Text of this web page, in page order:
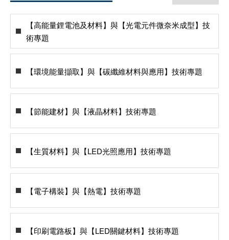
【高能量鋰電池及材料】與【光電元件微奈米成型】技
術專題
【環境能量擷取】與【碳纖維材料與應用】技術專題
【節能建材】與【液晶材料】技術專題
【生質材料】與【LED光照應用】技術專題
【電子構裝】與【熱電】技術專題
【印刷電路板】與【LED關鍵材料】技術專題